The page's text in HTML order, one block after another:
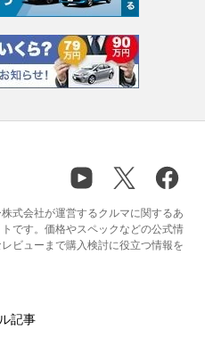
式会社が運営するクルマに関するあ
です。価格やスペックなどの公式情
ビューまで購入検討に役立つ情報を
記事